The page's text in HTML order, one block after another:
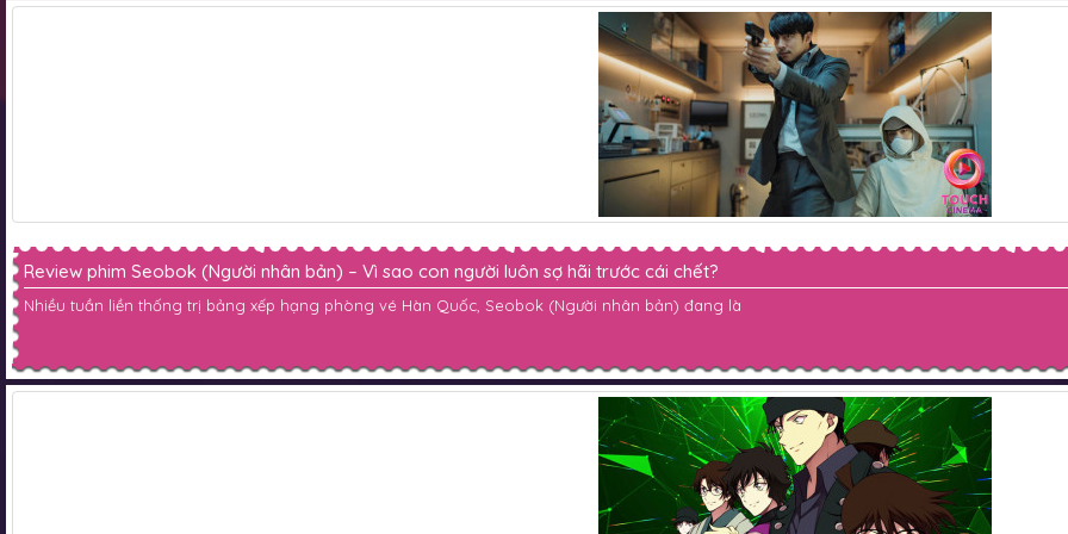
Review phim Seobok (Người nhân bản) – Vì sao con người luôn sợ hãi trước cái chết?
Nhiều tuần liền thống trị bảng xếp hạng phòng vé Hàn Quốc, Seobok (Người nhân bản) đang là